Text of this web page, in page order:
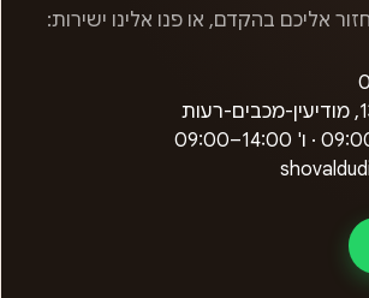
אליכם בהקדם, או פנו אלינו ישירות:
· ו' 09:00–14:00